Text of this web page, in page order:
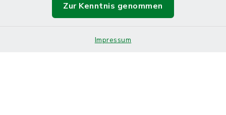
Zur Kenntnis genommen
Impressum
Sitemap